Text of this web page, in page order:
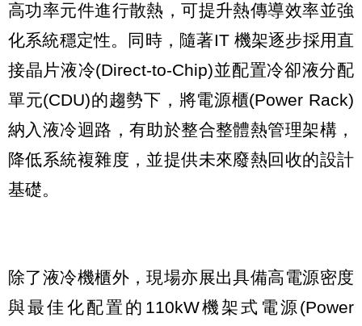
高功率元件進行散熱，可提升熱傳導效率並強
化系統穩定性。同時，隨著IT 機架逐步採用直
接晶片液冷(Direct-to-Chip)並配置冷卻液分配
單元(CDU)的趨勢下，將電源櫃(Power Rack)
納入液冷迴路，有助於整合整體熱管理架構，
降低系統複雜度，並提供未來廢熱回收的設計
基礎。
除了液冷機櫃外，現場亦展出具備高電源密度
與最佳化配置的110kW機架式電源(Power